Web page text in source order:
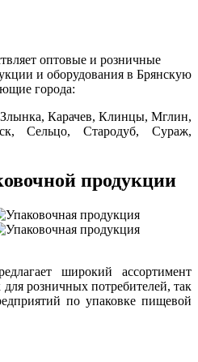
оптовые и розничные
и оборудования в Брянскую
города:
Карачев, Клинцы, Мглин,
Сельцо, Стародуб, Сураж,
продукции
широкий ассортимент
розничных потребителей, так
по упаковке пищевой